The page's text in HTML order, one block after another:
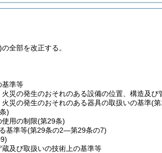
全部を改正する。
基準等
災の発生のおそれのある設備の位置、構造及び
災の発生のおそれのある器具の取扱いの基準(
)
用の制限(第29条)
基準等(第29条の2―第29条の7)
及び取扱いの技術上の基準等